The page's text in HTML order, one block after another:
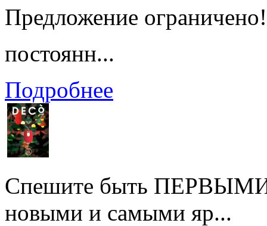
Предложение
постоянн...
Подробнее
Спешите быть ПЕРВЫМИ!
новыми и самыми яр...